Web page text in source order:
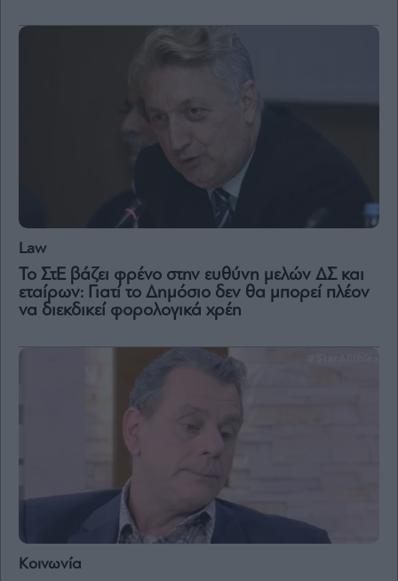
Law
Το ΣτΕ βάζει φρένο στην ευθύνη μελών ΔΣ και
εταίρων: Γιατί το Δημόσιο δεν θα μπορεί πλέον
να διεκδικεί φορολογικά χρέη
Κοινωνία